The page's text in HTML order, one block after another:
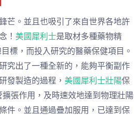
芒。並且也吸引了來自世界各地許
！ 美國犀利士是取材多種藥物精
標，而投入研究的醫藥保健項目。
究出了一種全新的，能夠平衡副作
發製造的過程， 美國犀利士壯陽保
張作用，及時速效地達到物理壯陽
件。並且通過疊加服用，已達到保